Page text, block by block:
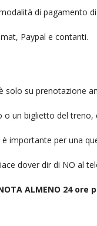
di pagamento di
Paypal e contanti.
solo su prenotazione
o un biglietto del
importante per una
dover dir di NO al
ALMENO 24 ore